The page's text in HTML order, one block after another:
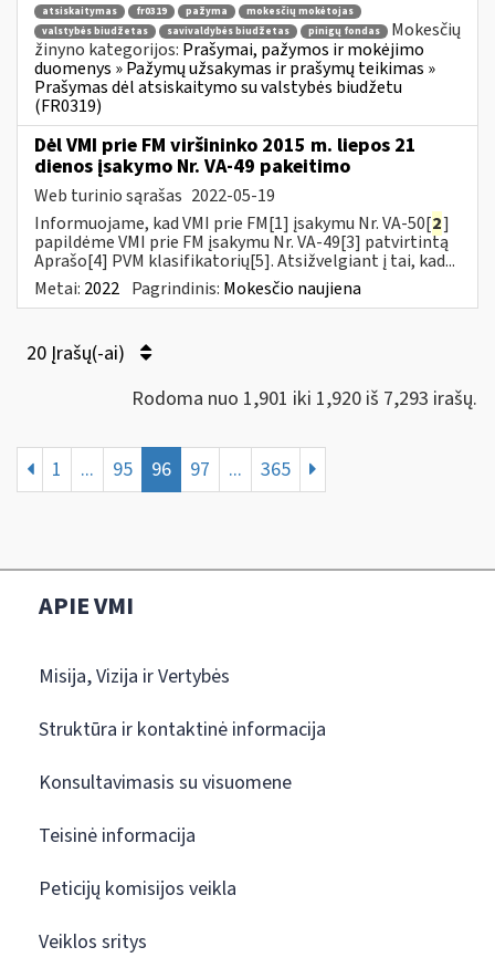
atsiskaitymas fr0319 pažyma
mokesčių mokėtojas
valstybės biudžetas
savivaldybės biudžetas pinigų fondas
Mokesčių
žinyno kategorijos: Prašymai, pažymos ir mokėjimo
duomenys » Pažymų užsakymas ir prašymų teikimas »
Prašymas dėl atsiskaitymo su valstybės biudžetu
(FR0319)
Dėl VMI prie FM viršininko 2015 m. liepos 21
dienos įsakymo Nr. VA-49 pakeitimo
Web turinio sąrašas 2022-05-19
Informuojame, kad VMI prie FM[1] įsakymu Nr. VA-50[2]
papildėme VMI prie FM įsakymu Nr. VA-49[3] patvirtintą
Aprašo[4] PVM klasifikatorių[5]. Atsižvelgiant į tai, kad...
Metai: 2022 Pagrindinis: Mokesčio naujiena
20 Įrašų(-ai)
Rodoma nuo 1,901 iki 1,920 iš 7,293 irašų.
1 ... 95 96 97 ... 365
APIE VMI
Misija, Vizija ir Vertybės
Struktūra ir kontaktinė informacija
Konsultavimasis su visuomene
Teisinė informacija
Peticijų komisijos veikla
Veiklos sritys